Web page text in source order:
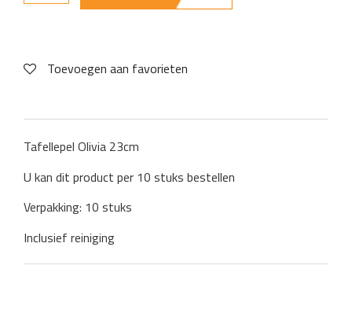
Toevoegen aan favorieten
Tafellepel Olivia 23cm
U kan dit product per 10 stuks bestellen
Verpakking: 10 stuks
Inclusief reiniging